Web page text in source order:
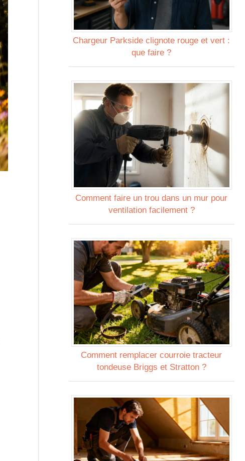
Chargeur Parkside clignote rouge et vert :
que faire ?
Comment faire un trou dans un mur pour
ventilation facilement ?
Comment remplacer courroie tracteur
tondeuse Briggs et Stratton ?